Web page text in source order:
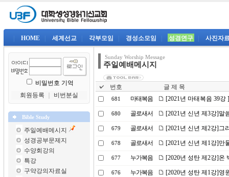
HOME 세계선교 각부모임 경성소모임 성경연구 사진자
비밀번호 기억
회원등록
비번분실
Bible Study
주일예배메시지
성경공부문제지
수양회강의
특강
구약강의자료실
Sunday Worship Message
주일예배메시지
번호 글 제 목
681 마태복음 [2021년 마태복음 39강
680 골로새서 [2021년 신년 제3강]말
679 골로새서 [2021년 신년 제2강]그
678 골로새서 [2021년 신년 제1강]만
677 누가복음 [2020년 성탄 제2강]온
676 누가복음 [2020년 성탄 제1강]영